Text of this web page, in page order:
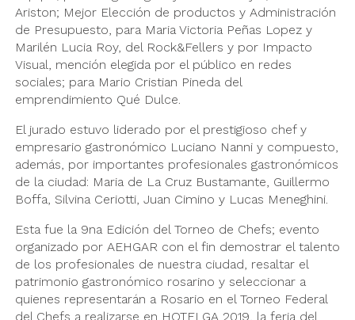
Ariston; Mejor Elección de productos y Administración
de Presupuesto, para Maria Victoria Peñas Lopez y
Marilén Lucia Roy, del Rock&Fellers y por Impacto
Visual, mención elegida por el público en redes
sociales; para Mario Cristian Pineda del
emprendimiento Qué Dulce.
El jurado estuvo liderado por el prestigioso chef y
empresario gastronómico Luciano Nanni y compuesto,
además, por importantes profesionales gastronómicos
de la ciudad: Maria de La Cruz Bustamante, Guillermo
Boffa, Silvina Ceriotti, Juan Cimino y Lucas Meneghini.
Esta fue la 9na Edición del Torneo de Chefs; evento
organizado por AEHGAR con el fin demostrar el talento
de los profesionales de nuestra ciudad, resaltar el
patrimonio gastronómico rosarino y seleccionar a
quienes representarán a Rosario en el Torneo Federal
del Chefs a realizarse en HOTELGA 2019, la feria del